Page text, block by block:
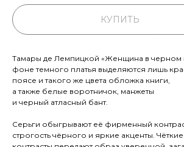
КУПИТЬ
Тамары де Лемпицкой «Женщина в черном
фоне темного платья выделяются лишь
поясе и такого же цвета обложка книги,
а также белые воротничок, манжеты
и черный атласный бант.
Серьги обыгрывают её фирменный
строгость чёрного и яркие акценты.